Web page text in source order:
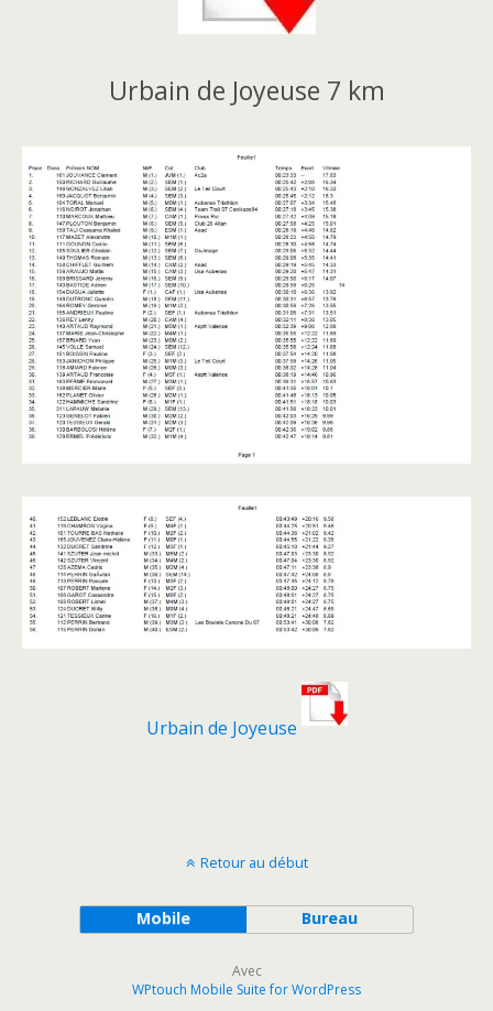
Urbain de Joyeuse 7 km
Urbain de Joyeuse
Retour au début
Mobile Bureau
Avec
WPtouch Mobile Suite for WordPress